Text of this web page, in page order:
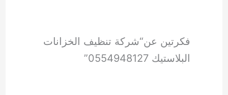
فكرتين عن“شركة تنظيف الخزانات
البلاستيك 0554948127”